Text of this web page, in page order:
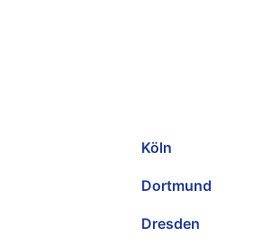
Köln
Dortmund
Dresden